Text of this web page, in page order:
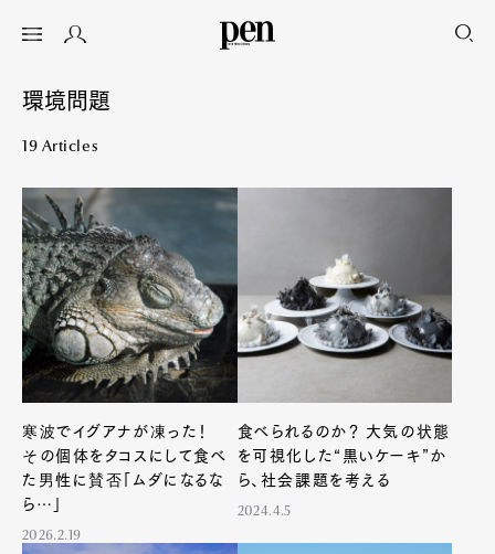
環境問題
19 Articles
寒波でイグアナが凍った！
その個体をタコスにして食べ
た男性に賛否「ムダになるな
ら…」
2026.2.19
食べられるのか？ 大気の状態
を可視化した“黒いケーキ”か
ら、社会課題を考える
2024.4.5